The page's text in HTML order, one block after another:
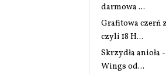
darmowa ...
Grafitowa czerń
czyli 18 H...
Skrzydła
Wings od...